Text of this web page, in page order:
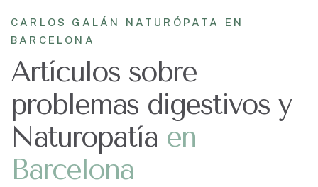
CARLOS GALÁN NATURÓPATA EN
BARCELONA
Artículos sobre
problemas digestivos y
Naturopatía en
Barcelona